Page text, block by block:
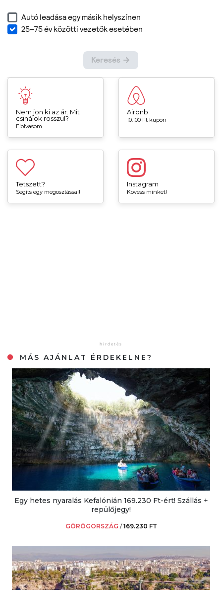
Nem jön ki az ár. Mit
csinálok rosszul?
Elolvasom
Airbnb
10.100 Ft kupon
Tetszett?
Segíts egy megosztással!
Instagram
Kövess minket!
MÁS AJÁNLAT ÉRDEKELNE?
Egy hetes nyaralás Kefalónián 169.230 Ft-ért! Szállás +
repülőjegy!
GÖRÖGORSZÁG /169.230 FT